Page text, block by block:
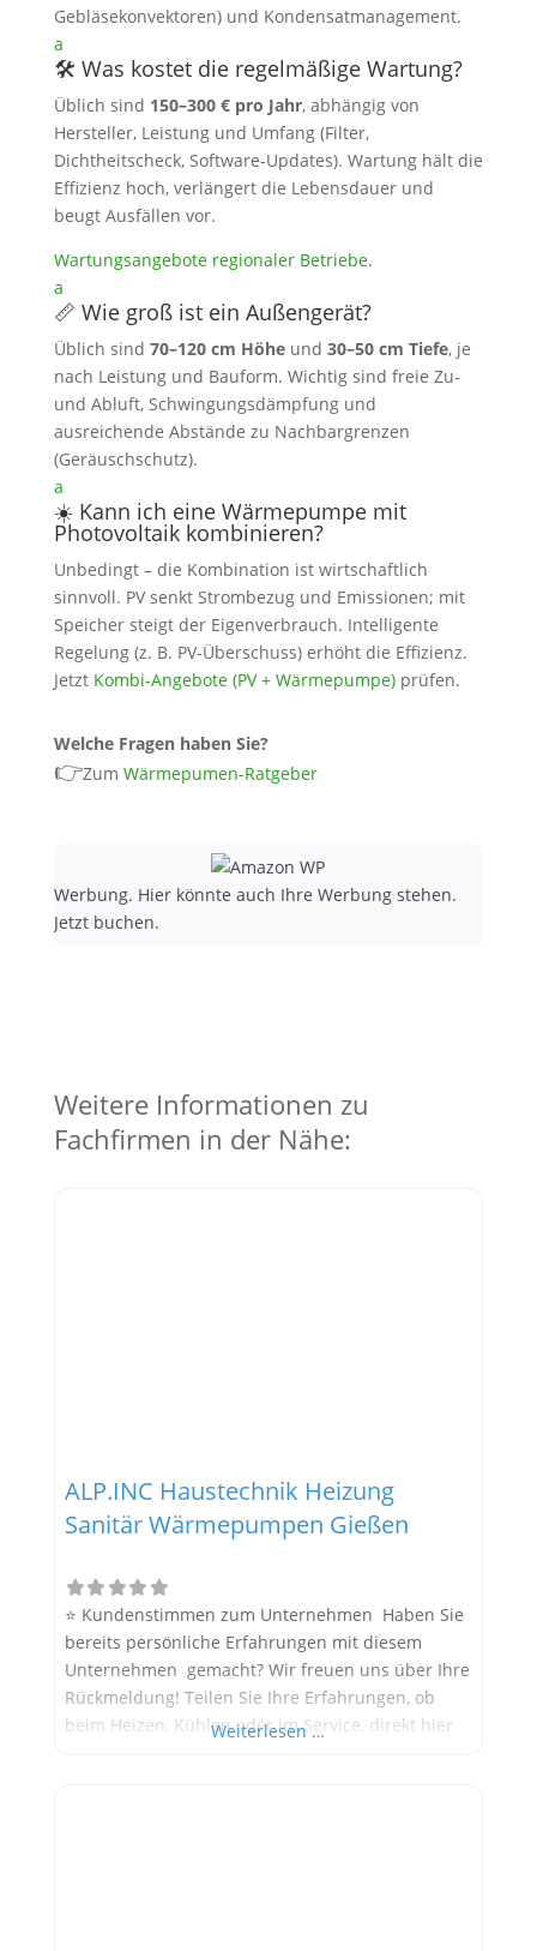
Gebläsekonvektoren) und Kondensatmanagement.
a
🛠️ Was kostet die regelmäßige Wartung?
Üblich sind 150–300 € pro Jahr, abhängig von
Hersteller, Leistung und Umfang (Filter,
Dichtheitscheck, Software‑Updates). Wartung hält die
Effizienz hoch, verlängert die Lebensdauer und
beugt Ausfällen vor.
Wartungsangebote regionaler Betriebe.
a
📏 Wie groß ist ein Außengerät?
Üblich sind 70–120 cm Höheund 30–50 cm Tiefe, je
nach Leistung und Bauform. Wichtig sind freie Zu‑
und Abluft, Schwingungsdämpfung und
ausreichende Abstände zu Nachbargrenzen
(Geräuschschutz).
a
☀️ Kann ich eine Wärmepumpe mit
Photovoltaik kombinieren?
Unbedingt – die Kombination ist wirtschaftlich
sinnvoll. PV senkt Strombezug und Emissionen; mit
Speicher steigt der Eigenverbrauch. Intelligente
Regelung (z. B. PV‑Überschuss) erhöht die Effizienz.
Jetzt Kombi‑Angebote (PV + Wärmepumpe)prüfen.
Welche Fragen haben Sie?
👉Zum Wärmepumen-Ratgeber
Werbung. Hier könnte auch Ihre Werbung stehen.
Jetzt buchen.
Weitere Informationen zu
Fachfirmen in der Nähe:
ALP.INC Haustechnik Heizung
Sanitär Wärmepumpen Gießen
⭐ Kundenstimmen zum Unternehmen Haben Sie
bereits persönliche Erfahrungen mit diesem
Unternehmen gemacht? Wir freuen uns über Ihre
Rückmeldung! Teilen Sie Ihre Erfahrungen, ob
beim Heizen, Kühlen oder im Service, direkt hier
Weiterlesen …